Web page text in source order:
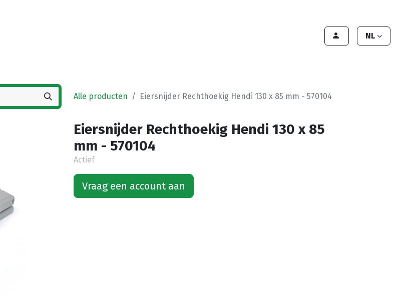
NL
Alle producten Eiersnijder Rechthoekig Hendi 130 x 85 mm - 570104
Eiersnijder Rechthoekig Hendi 130 x 85
mm - 570104
Actief
Vraag een account aan